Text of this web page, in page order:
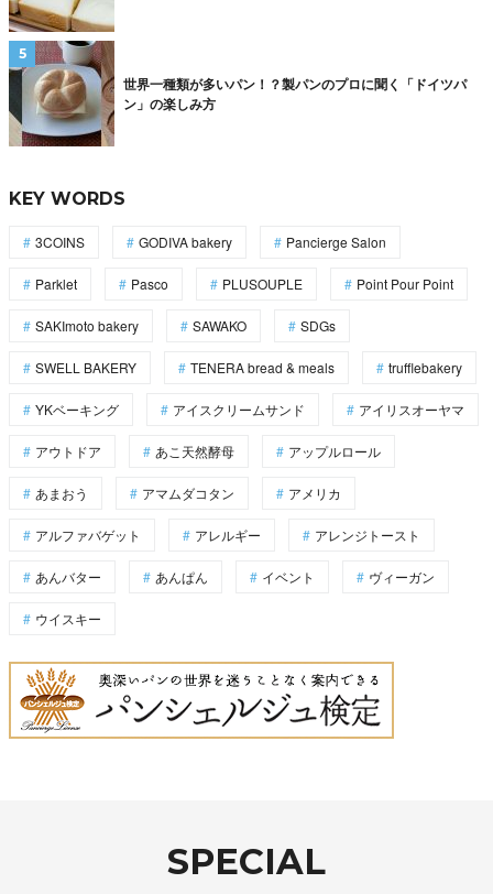
世界一種類が多いパン！？製パンのプロに聞く「ドイツパ
ン」の楽しみ方
KEY WORDS
3COINS GODIVA bakery Pancierge Salon
Parklet Pasco PLUSOUPLE Point Pour Point
SAKImoto bakery SAWAKO SDGs
SWELL BAKERY TENERA bread & meals trufflebakery
YKベーキング アイスクリームサンド アイリスオーヤマ
アウトドア あこ天然酵母 アップルロール
あまおう アマムダコタン アメリカ
アルファバゲット アレルギー アレンジトースト
あんバター あんぱん イベント ヴィーガン
ウイスキー
SPECIAL